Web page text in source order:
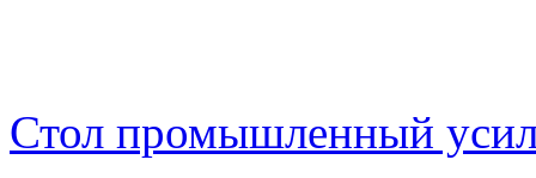
Стол промышленный